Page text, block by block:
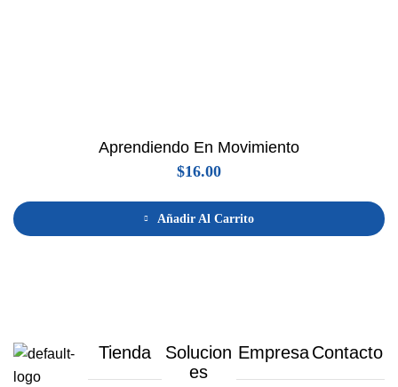
Aprendiendo En Movimiento
$16.00
Añadir Al Carrito
Tienda
Solucion
es
Empresa Contacto